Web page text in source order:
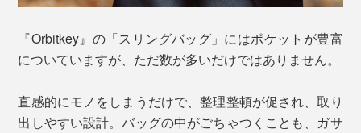
『Orbitkey』の「スリングバッグ」にはポケットが豊富
についていますが、ただ数が多いだけではありません。
直感的にモノをしまうだけで、整理整頓が促され、取り
出しやすい設計。バッグの中がごちゃつくことも、ガサ